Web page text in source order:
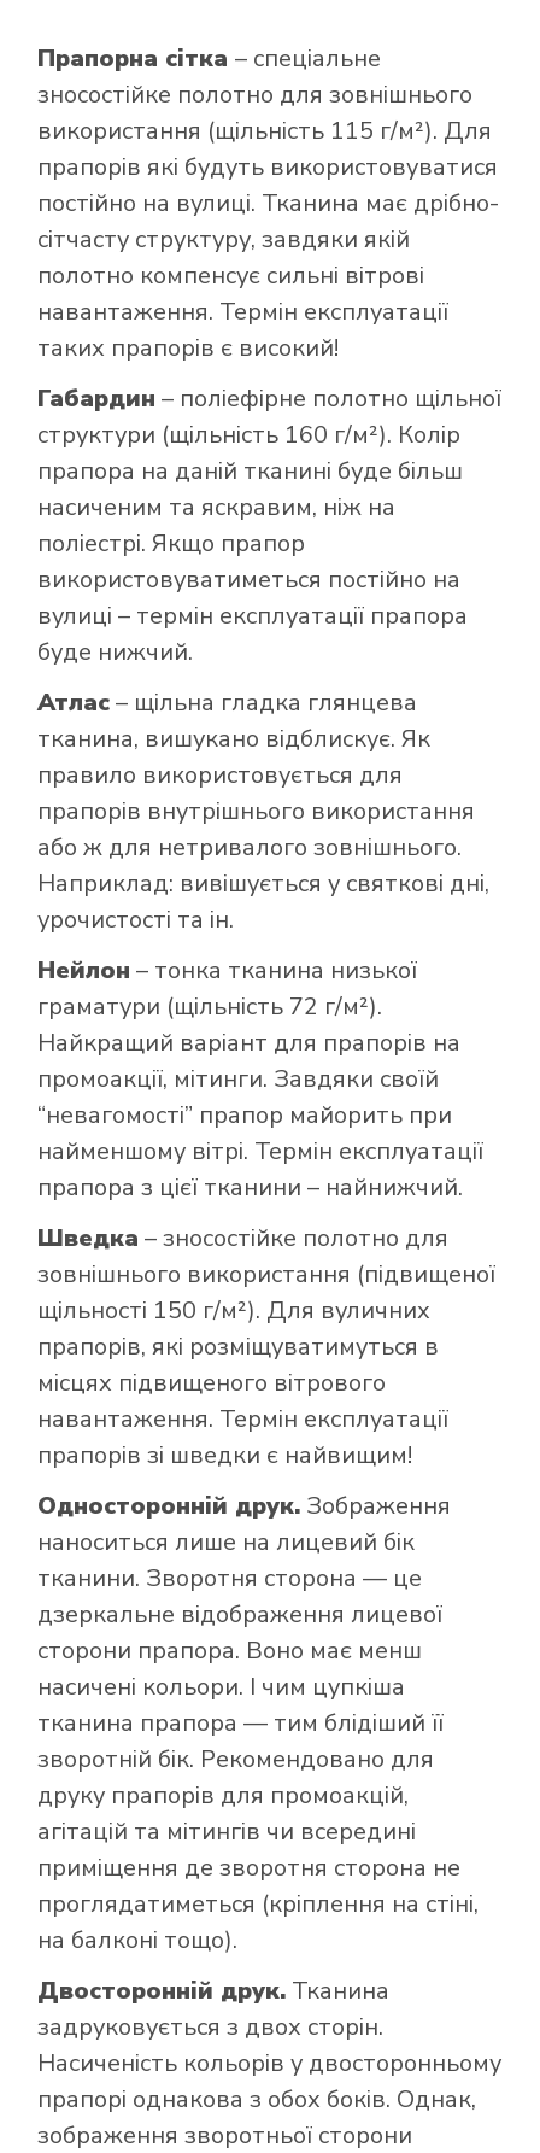
Прапорна сітка– спеціальне
зносостійке полотно для зовнішнього
використання (щільність 115 г/м²). Для
прапорів які будуть використовуватися
постійно на вулиці. Тканина має дрібно-
сітчасту структуру, завдяки якій
полотно компенсує сильні вітрові
навантаження. Термін експлуатації
таких прапорів є високий!
Габардин – поліефірне полотно щільної
структури (щільність 160 г/м²). Колір
прапора на даній тканині буде більш
насиченим та яскравим, ніж на
поліестрі. Якщо прапор
використовуватиметься постійно на
вулиці – термін експлуатації прапора
буде нижчий.
Атлас– щільна гладка глянцева
тканина, вишукано відблискує. Як
правило використовується для
прапорів внутрішнього використання
або ж для нетривалого зовнішнього.
Наприклад: вивішується у святкові дні,
урочистості та ін.
Нейлон – тонка тканина низької
граматури (щільність 72 г/м²).
Найкращий варіант для прапорів на
промоакції, мітинги. Завдяки своїй
“невагомості” прапор майорить при
найменшому вітрі. Термін експлуатації
прапора з цієї тканини – найнижчий.
Шведка – зносостійке полотно для
зовнішнього використання (підвищеної
щільності 150 г/м²). Для вуличних
прапорів, які розміщуватимуться в
місцях підвищеного вітрового
навантаження. Термін експлуатації
прапорів зі шведки є найвищим!
Односторонній друк. Зображення
наноситься лише на лицевий бік
тканини. Зворотня сторона — це
дзеркальне відображення лицевої
сторони прапора. Воно має менш
насичені кольори. І чим цупкіша
тканина прапора — тим блідіший її
зворотній бік. Рекомендовано для
друку прапорів для промоакцій,
агітацій та мітингів чи всередині
приміщення де зворотня сторона не
проглядатиметься (кріплення на стіні,
на балконі тощо).
Двосторонній друк. Тканина
задруковується з двох сторін.
Насиченість кольорів у двосторонньому
прапорі однакова з обох боків. Однак,
зображення зворотньої сторони